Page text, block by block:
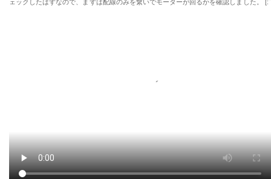
ェックしたはずなので、まずは配線のみを繋いでモーターが回るかを確認しました。 [: